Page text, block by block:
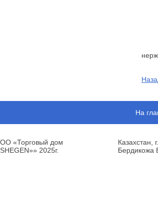
На
«Торговый дом
2025г.
Казахстан,
Бердикожа